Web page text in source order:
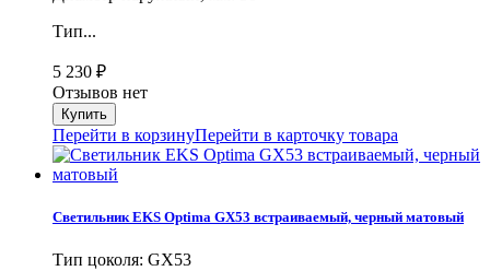
Тип...
5 230 ₽
Отзывов нет
Перейти в корзинуПерейти в карточку товара
Светильник EKS Optima GX53 встраиваемый, черный матовый
Тип цоколя: GX53